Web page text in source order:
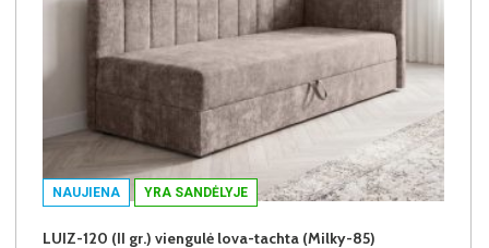
NAUJIENA YRA SANDĖLYJE
LUIZ-120 (II gr.) viengulė lova-tachta (Milky-85)